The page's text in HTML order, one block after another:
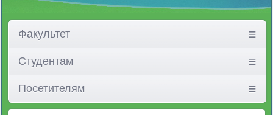
Факультет
Студентам
Посетителям